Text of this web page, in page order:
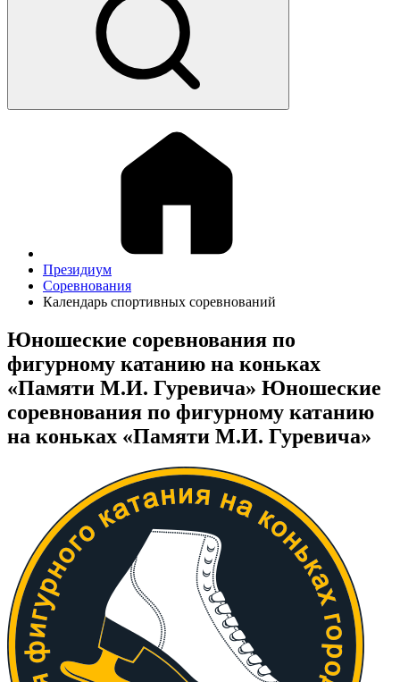
Президиум
Соревнования
Календарь спортивных соревнований
Юношеские соревнования по
фигурному катанию на коньках
«Памяти М.И. Гуревича» Юношеские
соревнования по фигурному катанию
на коньках «Памяти М.И. Гуревича»